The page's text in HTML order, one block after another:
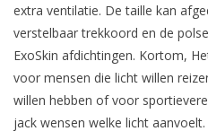
extra ventilatie. De taille kan
verstelbaar trekkoord en de
ExoSkin afdichtingen. Kortom,
voor mensen die licht willen
willen hebben of voor
jack wensen welke licht aanvoelt.